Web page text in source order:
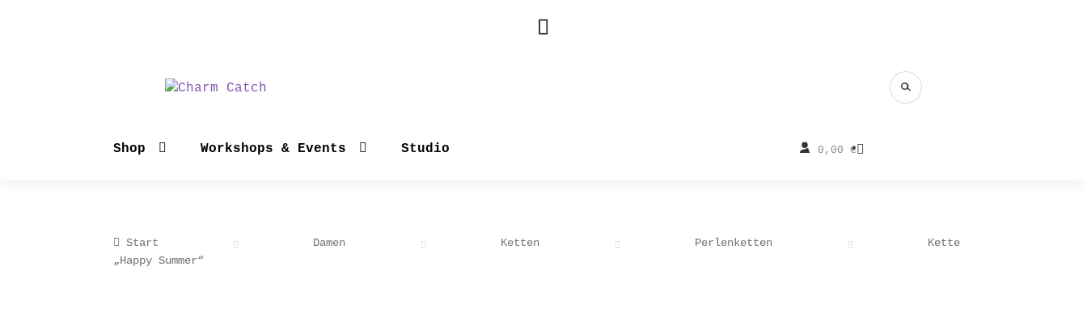
springen
springen
Shop Workshops & Events Studio 0,00 €
Start Damen Ketten Perlenketten
Kette
„Happy Summer“